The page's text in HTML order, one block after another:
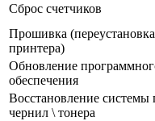
Сброс счетчиков
Прошивка
принтера)
Обновление
обеспечения
Восстановление системы
чернил \ тонера